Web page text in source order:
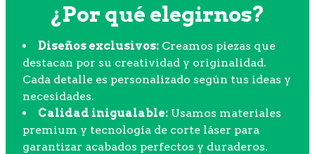
¿Por qué elegirnos?
Diseños exclusivos: Creamos piezas que
destacan por su creatividad y originalidad.
Cada detalle es personalizado según tus ideas y
necesidades.
Calidad inigualable: Usamos materiales
premium y tecnología de corte láser para
garantizar acabados perfectos y duraderos.